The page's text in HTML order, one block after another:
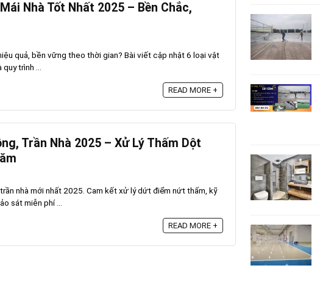
Nhà Tốt Nhất 2025 – Bền Chắc,
quả, bền vững theo thời gian? Bài viết cập nhật 6 loại vật
trình ...
READ MORE +
Trần Nhà 2025 – Xử Lý Thấm Dột
nhà mới nhất 2025. Cam kết xử lý dứt điểm nứt thấm, kỹ
sát miễn phí ...
READ MORE +